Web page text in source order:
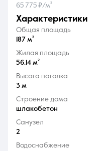
8
65 775 ₽/м²
характеристики
Общая площадь
187 м²
Жилая площадь
56.14 м²
Высота потолка
3 м
Строение дома
шлакобетон
Санузел
2
Водоснабжение